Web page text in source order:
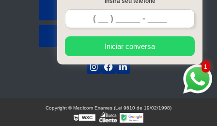
Contato
Mapa do site
1
Iniciar conversa
Copyright © Medicom Exames (Lei 9610 de 19/02/1998)
W3C